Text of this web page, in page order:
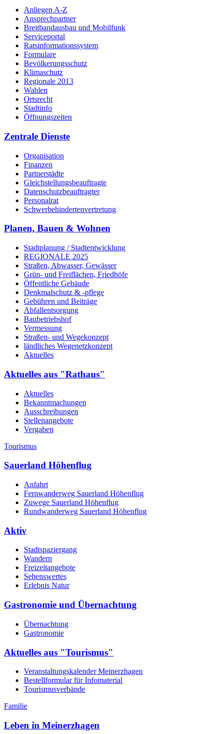
Anliegen A-Z
Ansprechpartner
Breitbandausbau und Mobilfunk
Serviceportal
Ratsinformationssystem
Formulare
Bevölkerungsschutz
Klimaschutz
Regionale 2013
Wahlen
Ortsrecht
Stadtinfo
Öffnungszeiten
Zentrale Dienste
Organisation
Finanzen
Partnerstädte
Gleichstellungsbeauftragte
Datenschutzbeauftragter
Personalrat
Schwerbehinderten­vertretung
Planen, Bauen & Wohnen
Stadtplanung / Stadtentwicklung
REGIONALE 2025
Straßen, Abwasser, Gewässer
Grün- und Freiflächen, Friedhöfe
Öffentliche Gebäude
Denkmalschutz & -pflege
Gebühren und Beiträge
Abfallentsorgung
Baubetriebshof
Vermessung
Straßen- und Wegekonzept
ländliches Wegenetzkonzept
Aktuelles
Aktuelles aus "Rathaus"
Aktuelles
Bekanntmachungen
Ausschreibungen
Stellenangebote
Vergaben
Tourismus
Sauerland Höhenflug
Anfahrt
Fernwanderweg Sauerland Höhenflug
Zuwege Sauerland Höhenflug
Rundwanderweg Sauerland Höhenflug
Aktiv
Stadtspaziergang
Wandern
Freizeitangebote
Sehenswertes
Erlebnis Natur
Gastronomie und Übernachtung
Übernachtung
Gastronomie
Aktuelles aus "Tourismus"
Veranstaltungskalender Meinerzhagen
Bestellformular für Infomaterial
Tourismusverbände
Familie
Leben in Meinerzhagen